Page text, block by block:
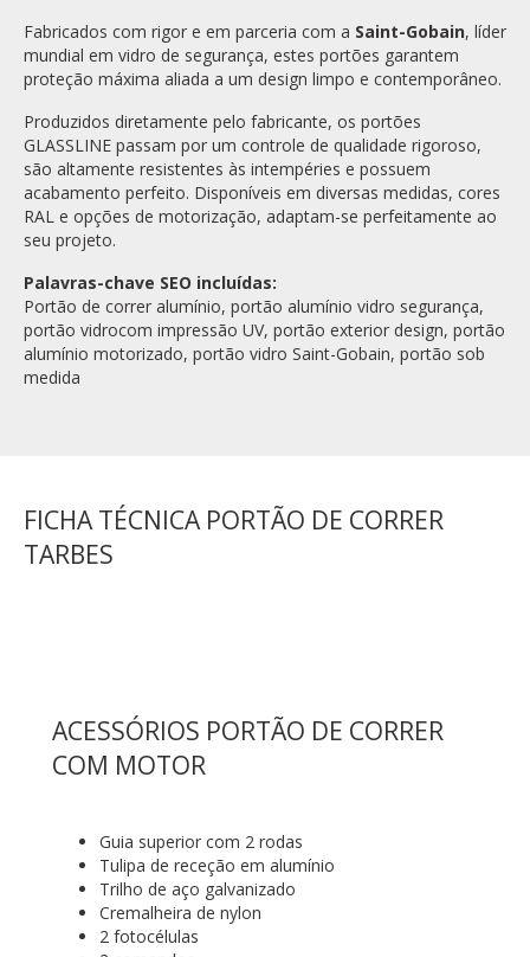
Fabricados com rigor e em parceria com a Saint-Gobain, líder
mundial em vidro de segurança, estes portões garantem
proteção máxima aliada a um design limpo e contemporâneo.
Produzidos diretamente pelo fabricante, os portões
GLASSLINE passam por um controle de qualidade rigoroso,
são altamente resistentes às intempéries e possuem
acabamento perfeito. Disponíveis em diversas medidas, cores
RAL e opções de motorização, adaptam-se perfeitamente ao
seu projeto.
Palavras-chave SEO incluídas:
Portão de correr alumínio, portão alumínio vidro segurança,
portão vidrocom impressão UV, portão exterior design, portão
alumínio motorizado, portão vidro Saint-Gobain, portão sob
medida
FICHA TÉCNICA PORTÃO DE CORRER
TARBES
ACESSÓRIOS PORTÃO DE CORRER
COM MOTOR
Guia superior com 2 rodas
Tulipa de receção em alumínio
Trilho de aço galvanizado
Cremalheira de nylon
2 fotocélulas